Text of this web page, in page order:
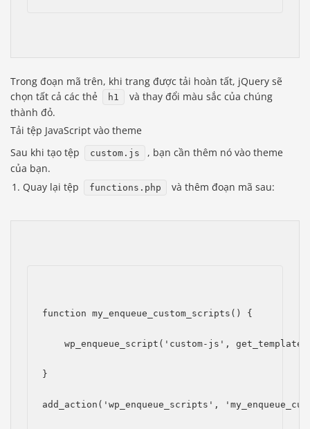
Trong đoạn mã trên, khi trang được tải hoàn tất, jQuery sẽ
chọn tất cả các thẻ
h1
và thay đổi màu sắc của chúng
thành đỏ.
Tải tệp JavaScript vào theme
Sau khi tạo tệp
custom.js
, bạn cần thêm nó vào theme
của bạn.
Quay lại tệp
functions.php và thêm đoạn mã sau:
function my_enqueue_custom_scripts() {
wp_enqueue_script('custom-js',
}
add_action('wp_enqueue_scripts',